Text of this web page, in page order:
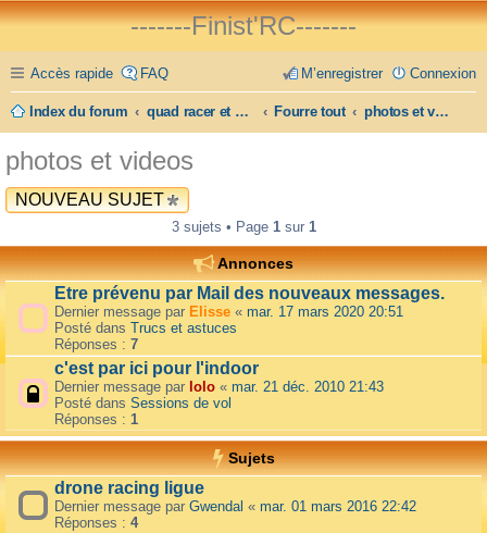
-------Finist'RC-------
Accès rapide FAQ Connexion
M’enregistrer
Index du forum quad racer et FPV Fourre tout photos et videos
photos et videos
NOUVEAU SUJET
3 sujets • Page 1sur 1
Annonces
Etre prévenu par Mail des nouveaux messages.
Dernier message par Elisse « mar. 17 mars 2020 20:51
Posté dans Trucs et astuces
Réponses : 7
c'est par ici pour l'indoor
Dernier message par lolo « mar. 21 déc. 2010 21:43
Posté dans Sessions de vol
Réponses : 1
Sujets
drone racing ligue
Dernier message par Gwendal « mar. 01 mars 2016 22:42
Réponses : 4